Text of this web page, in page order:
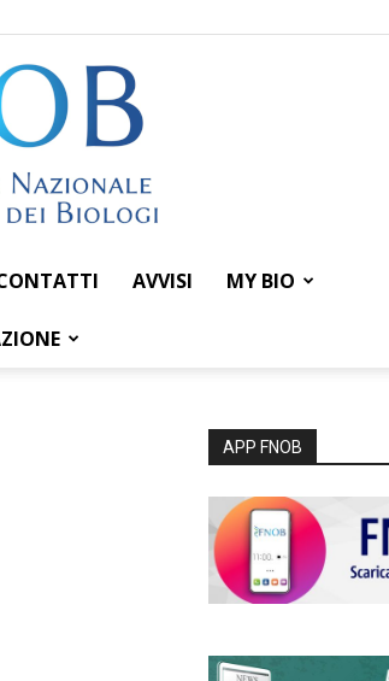
AVVISI MY BIO
APP FNOB